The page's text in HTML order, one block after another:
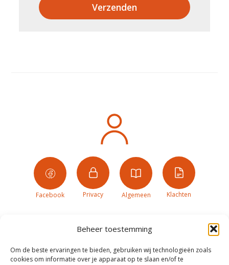
Beheer toestemming
Om de beste ervaringen te bieden, gebruiken wij technologieën zoals
cookies om informatie over je apparaat op te slaan en/of te
Verzenden
Facebook Privacy Algemeen Klachten